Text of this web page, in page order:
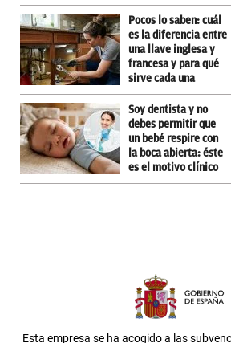
Pocos lo saben: cuál
es la diferencia entre
una llave inglesa y
francesa y para qué
sirve cada una
Soy dentista y no
debes permitir que
un bebé respire con
la boca abierta: éste
es el motivo clínico
Esta empresa se ha acogido a las